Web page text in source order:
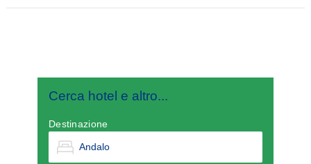
Cerca hotel e altro...
Destinazione